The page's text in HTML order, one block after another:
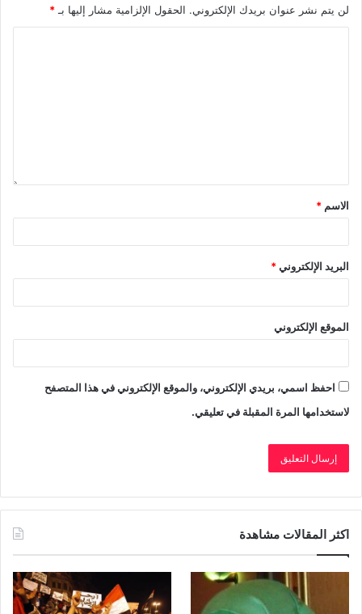
لن يتم نشر عنوان بريدك الإلكتروني. الحقول الإلزامية مشار إليها بـ *
الاسم *
البريد الإلكتروني*
الموقع الإلكتروني
احفظ اسمي، بريدي الإلكتروني، والموقع الإلكتروني في هذا المتصفح
لاستخدامها المرة المقبلة في تعليقي.
اكثر المقالات مشاهدة